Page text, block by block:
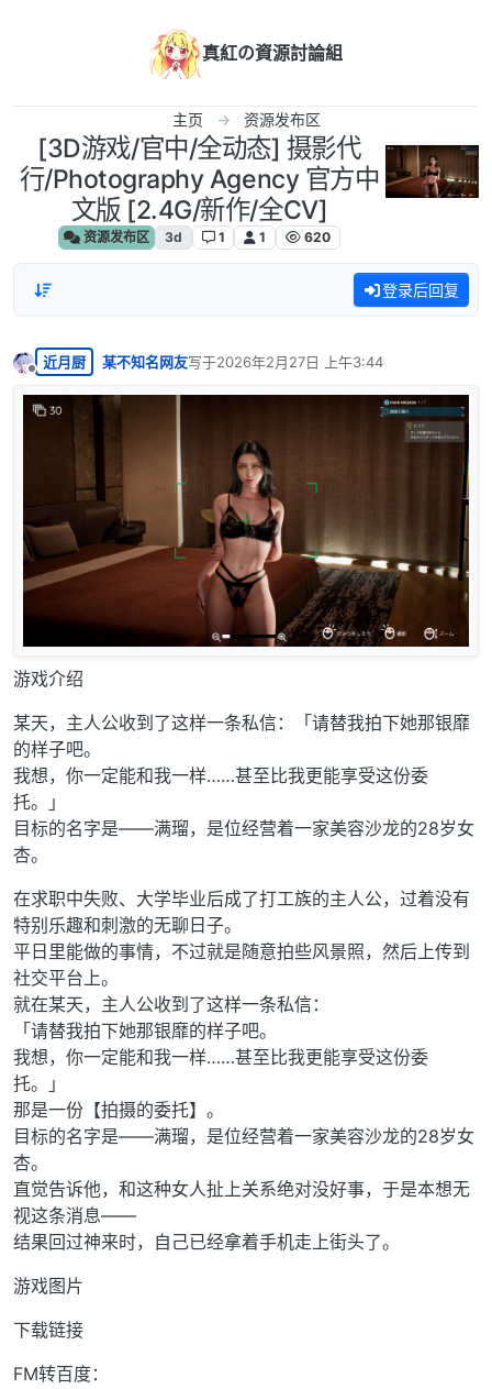
真紅の資源討論組
主页 资源发布区
[3D游戏/官中/全动态] 摄影代
行/Photography Agency 官方中
文版 [2.4G/新作/全CV]
资源发布区 3d 1 1 620
登录后回复
离线
近月厨 某不知名网友写于2026年2月27日 上午3:44
最后由 编辑
游戏介绍
某天，主人公收到了这样一条私信：「请替我拍下她那银靡
的样子吧。
我想，你一定能和我一样……甚至比我更能享受这份委
托。」
目标的名字是——满瑠，是位经营着一家美容沙龙的28岁女
杏。
在求职中失败、大学毕业后成了打工族的主人公，过着没有
特别乐趣和刺激的无聊日子。
平日里能做的事情，不过就是随意拍些风景照，然后上传到
社交平台上。
就在某天，主人公收到了这样一条私信：
「请替我拍下她那银靡的样子吧。
我想，你一定能和我一样……甚至比我更能享受这份委
托。」
那是一份【拍摄的委托】。
目标的名字是——满瑠，是位经营着一家美容沙龙的28岁女
杏。
直觉告诉他，和这种女人扯上关系绝对没好事，于是本想无
视这条消息——
结果回过神来时，自己已经拿着手机走上街头了。
游戏图片
下载链接
FM转百度：